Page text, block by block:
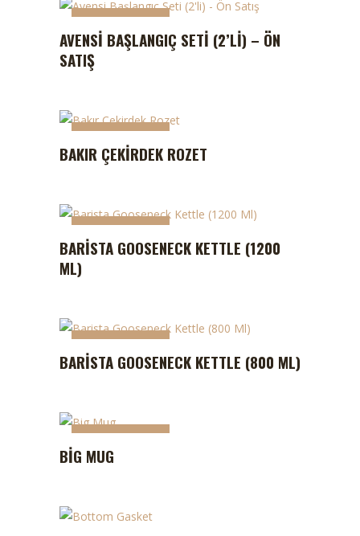
STOKTA YOK
AVENSI BAŞLANGIÇ SETI (2’LI) – ÖN
SATIŞ
STOKTA YOK
BAKIR ÇEKIRDEK ROZET
STOKTA YOK
STOKTA YOK
BARISTA GOOSENECK KETTLE (1200
ML)
STOKTA YOK
BARISTA GOOSENECK KETTLE (800 ML)
STOKTA YOK
STOKTA YOK
BIG MUG